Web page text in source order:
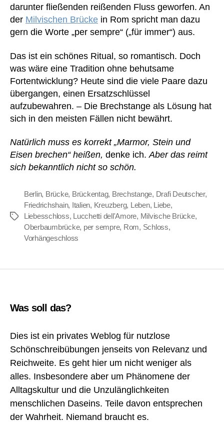
darunter fließenden reißenden Fluss geworfen. An
der Milvischen Brücke in Rom spricht man dazu
gern die Worte „per sempre“ („für immer“) aus.
Das ist ein schönes Ritual, so romantisch. Doch
was wäre eine Tradition ohne behutsame
Fortentwicklung? Heute sind die viele Paare dazu
übergangen, einen Ersatzschlüssel
aufzubewahren. – Die Brechstange als Lösung hat
sich in den meisten Fällen nicht bewährt.
Natürlich muss es korrekt „Marmor, Stein und
Eisen brechen“ heißen, denke ich.Aber das reimt
sich bekanntlich nicht so schön.
Schlagwörter
Berlin, Brücke, Brückentag, Brechstange, Drafi Deutscher,
Friedrichshain, Italien, Kreuzberg, Leben, Liebe,
Liebesschloss, Lucchetti dell'Amore, Milvische Brücke,
Oberbaumbrücke, per sempre, Rom, Schloss,
Vorhängeschloss
Was soll das?
Dies ist ein privates Weblog für nutzlose
Schönschreibübungen jenseits von Relevanz und
Reichweite. Es geht hier um nicht weniger als
alles. Insbesondere aber um Phänomene der
Alltagskultur und die Unzulänglichkeiten
menschlichen Daseins. Teile davon entsprechen
der Wahrheit. Niemand braucht es.